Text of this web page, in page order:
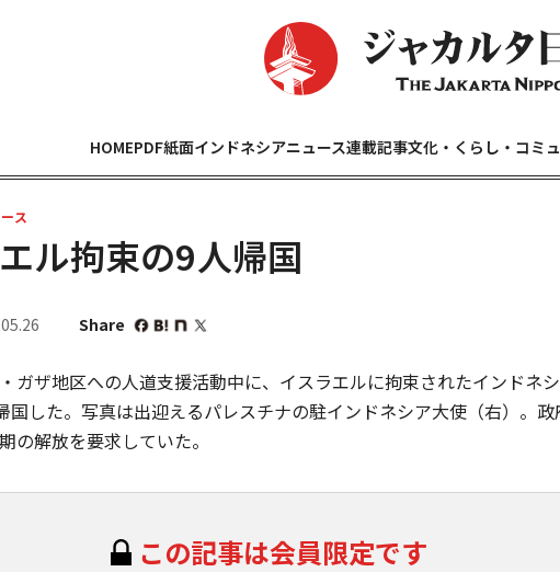
HOMEPDF紙面インドネシアニュース連載記事文化・くらし・コミ
ス
ル拘束の9人帰国
Share
ガザ地区への人道支援活動中に、イスラエルに拘束されたインドネ
国した。写真は出迎えるパレスチナの駐インドネシア大使（右）。政
の解放を要求していた。
この記事は会員限定です